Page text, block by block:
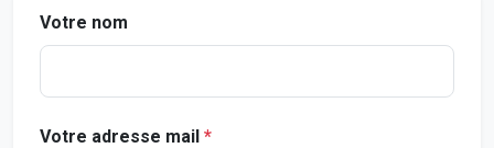
Votre nom
Votre adresse mail *